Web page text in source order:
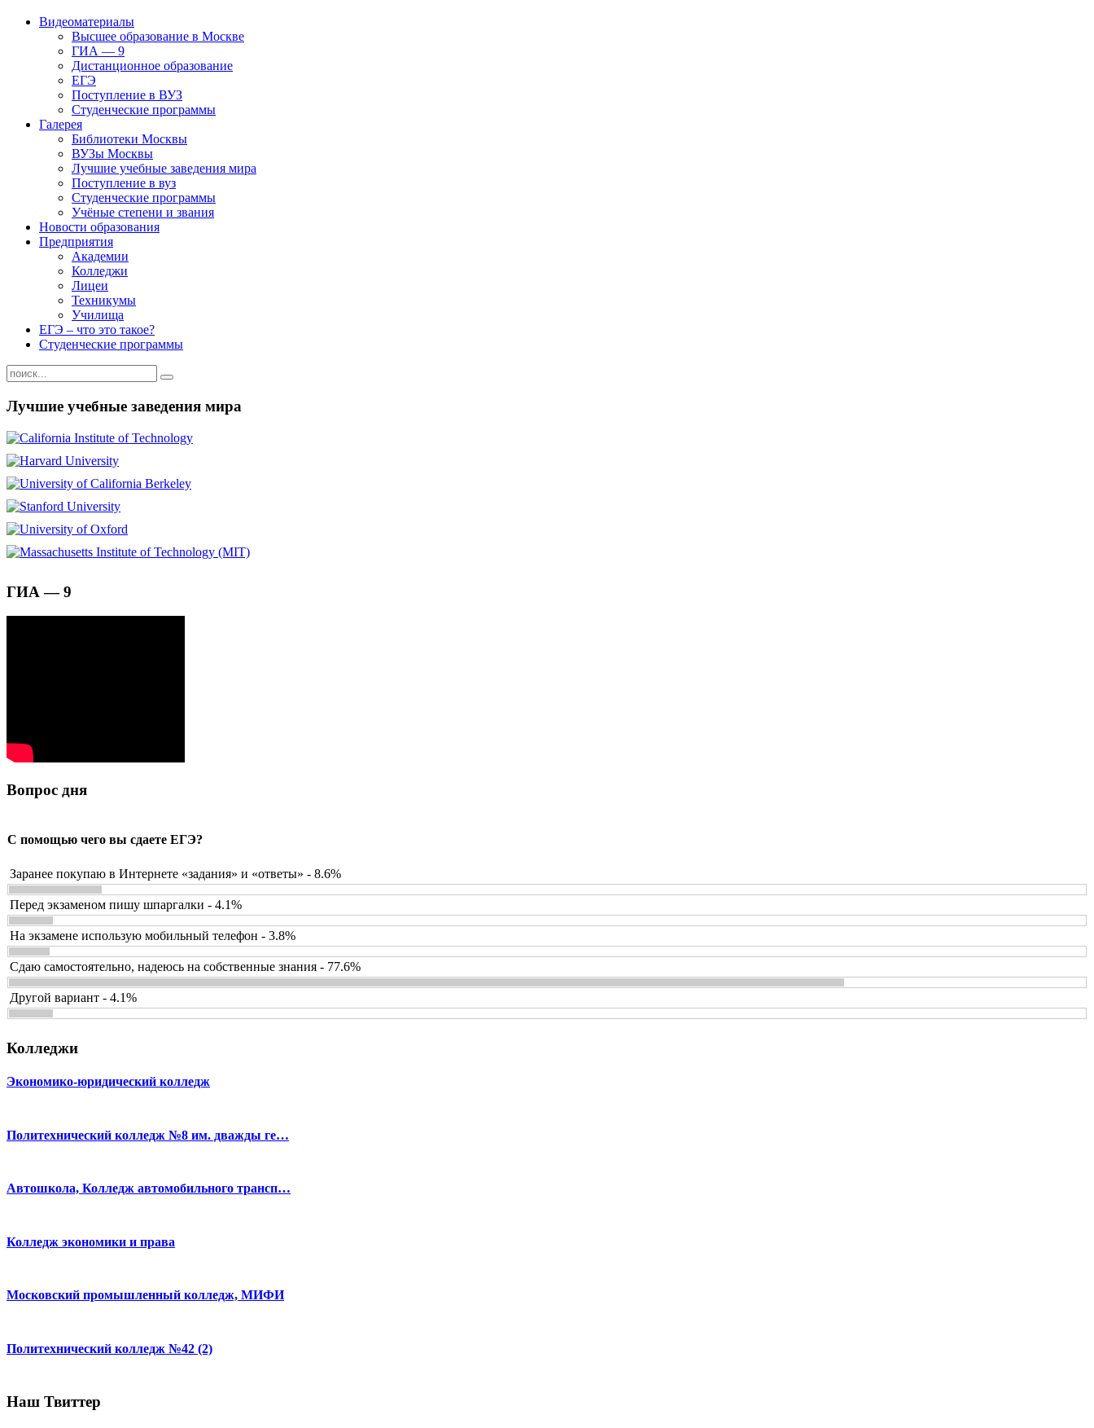
Видеоматериалы
Высшее образование в Москве
ГИА — 9
Дистанционное образование
ЕГЭ
Поступление в ВУЗ
Студенческие программы
Галерея
Библиотеки Москвы
ВУЗы Москвы
Лучшие учебные заведения мира
Поступление в вуз
Студенческие программы
Учёные степени и звания
Новости образования
Предприятия
Академии
Колледжи
Лицеи
Техникумы
Училища
ЕГЭ – что это такое?
Студенческие программы
Лучшие учебные заведения мира
ГИА — 9
Вопрос дня
С помощью чего вы сдаете ЕГЭ?
Заранее покупаю в Интернете «задания» и «ответы» - 8.6%
Перед экзаменом пишу шпаргалки - 4.1%
На экзамене использую мобильный телефон - 3.8%
Сдаю самостоятельно, надеюсь на собственные знания - 77.6%
Другой вариант - 4.1%
Колледжи
Экономико-юридический колледж
Политехнический колледж №8 им. дважды ге…
Автошкола, Колледж автомобильного трансп…
Колледж экономики и права
Московский промышленный колледж, МИФИ
Политехнический колледж №42 (2)
Наш Твиттер